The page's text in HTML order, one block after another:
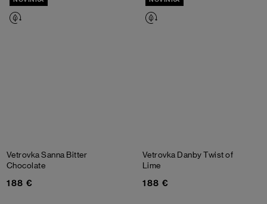
Vetrovka Sanna Bitter
Chocolate
188 €
Vetrovka DanbyTwist of
Lime
188 €